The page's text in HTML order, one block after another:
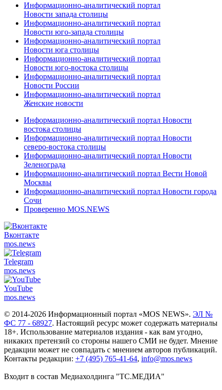
Информационно-аналитический портал
Новости запада столицы
Информационно-аналитический портал
Новости юго-запада столицы
Информационно-аналитический портал
Новости юга столицы
Информационно-аналитический портал
Новости юго-востока столицы
Информационно-аналитический портал
Новости России
Информационно-аналитический портал
Женские новости
Информационно-аналитический портал Новости
востока столицы
Информационно-аналитический портал Новости
северо-востока столицы
Информационно-аналитический портал Новости
Зеленограда
Информационно-аналитический портал Вести Новой
Москвы
Информационно-аналитический портал Новости города
Сочи
Проверенно MOS.NEWS
Вконтакте
mos.news
Telegram
mos.news
YouTube
mos.news
© 2014-2026 Информационный портал «MOS NEWS». ЭЛ №
ФС 77 - 68927. Настоящий ресурс может содержать материалы
18+. Использование материалов издания - как вам угодно,
никаких претензий со стороны нашего СМИ не будет. Мнение
редакции может не совпадать с мнением авторов публикаций.
Контакты редакции: +7 (495) 765-41-64, info@mos.news
Входит в состав Медиахолдинга "ТС.МЕДИА"